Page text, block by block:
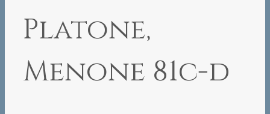
Platone,
Menone 81c-d